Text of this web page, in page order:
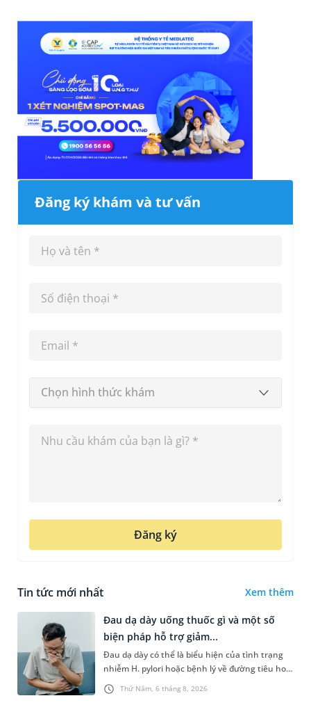
Đăng ký khám và tư vấn
Chọn hình thức khám
Đăng ký
Tin tức mới nhất Xem thêm
Thứ Năm, 6 tháng 8, 2026
Đau dạ dày uống thuốc gì và một số
biện pháp hỗ trợ giảm...
Đau dạ dày có thể là biểu hiện của tình trạng
nhiễm H. pylori hoặc bệnh lý về đường tiêu hoá
khác. Dựa theo nguyên nhân cụ thể, bác sĩ sẽ
cân nhắc chỉ định p...